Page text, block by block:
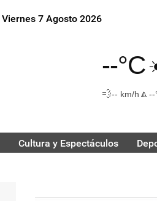
Viernes 7 Agosto 2026
--°C
💨-- km/h 🔼 --
Cultura y Espectáculos